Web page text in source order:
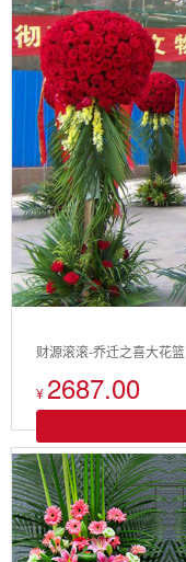
财源滚滚-乔迁之喜大花篮
¥2687.00